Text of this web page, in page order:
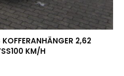
2,62
KM/H